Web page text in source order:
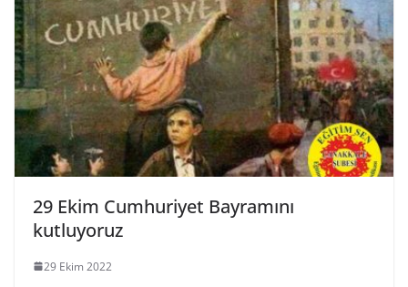
29 Ekim Cumhuriyet Bayramını
kutluyoruz
29 Ekim 2022